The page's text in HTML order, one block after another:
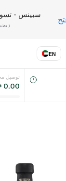
سبينس -
EN
اللغةتوصيل
0.00